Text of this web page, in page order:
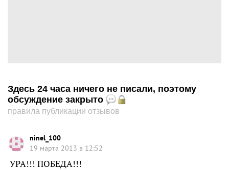
Здесь 24 часа ничего не писали, поэтому
обсуждение закрыто
правила публикации отзывов
ninel_100
19 марта 2013 в 12:52
УРА!!! ПОБЕДА!!!